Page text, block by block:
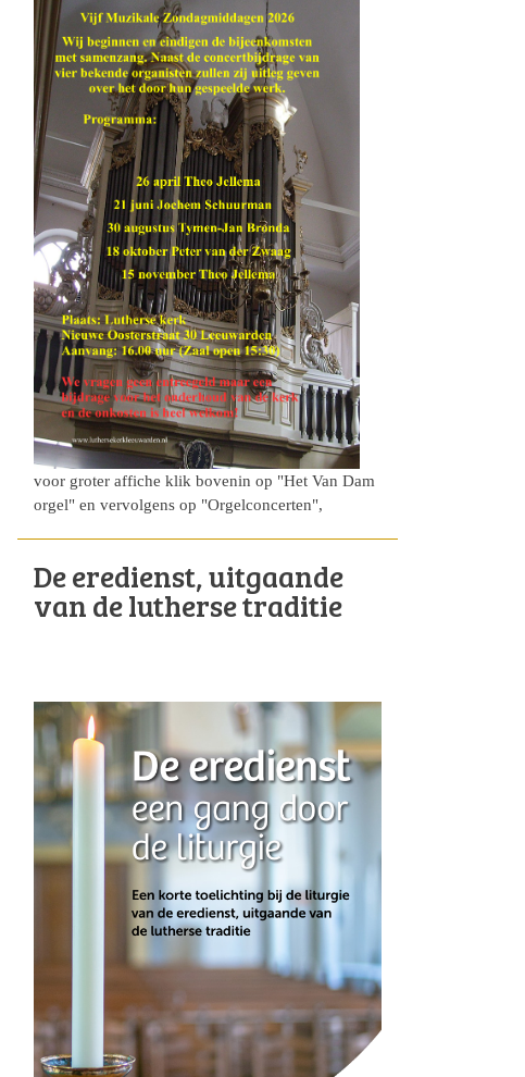
voor groter affiche klik bovenin op "Het Van Dam
orgel" en vervolgens op "Orgelconcerten",
De eredienst, uitgaande
van de lutherse traditie